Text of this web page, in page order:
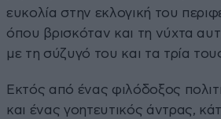
ευκολία στην εκλογική του
όπου βρισκόταν και τη νύχτα
με τη σύζυγό του και τα τρία
Εκτός από ένας φιλόδοξος
και ένας γοητευτικός άντρας,